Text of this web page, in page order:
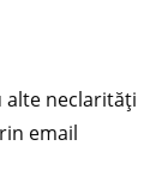
alte neclarități
email